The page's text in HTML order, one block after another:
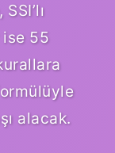
ise 55
alacak.